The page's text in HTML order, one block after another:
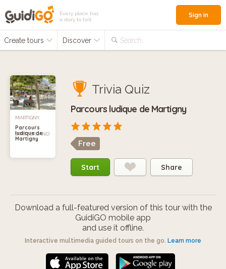
Every place has
a story to tell
Create tours Discover Search...
Sign in
MARTIGNY,
SWITZERLAND
Parcours
ludique de
Martigny
Trivia Quiz
Parcours ludique de Martigny
Free
Start Share
Download a full-featured version of this tour with the
GuidiGO mobile app
and use it offline.
Interactive multimedia guided tours on the go. Learn more